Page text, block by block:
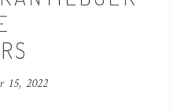
15, 2022